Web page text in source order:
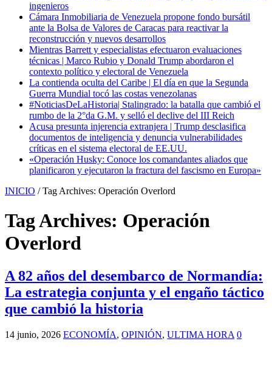
ingenieros
Cámara Inmobiliaria de Venezuela propone fondo bursátil
ante la Bolsa de Valores de Caracas para reactivar la
reconstrucción y nuevos desarrollos
Mientras Barrett y especialistas efectuaron evaluaciones
técnicas | Marco Rubio y Donald Trump abordaron el
contexto político y electoral de Venezuela
La contienda oculta del Caribe | El día en que la Segunda
Guerra Mundial tocó las costas venezolanas
#NoticiasDeLaHistoria| Stalingrado: la batalla que cambió el
rumbo de la 2°da G.M. y selló el declive del III Reich
Acusa presunta injerencia extranjera | Trump desclasifica
documentos de inteligencia y denuncia vulnerabilidades
críticas en el sistema electoral de EE.UU.
«Operación Husky: Conoce los comandantes aliados que
planificaron y ejecutaron la fractura del fascismo en Europa»
INICIO / Tag Archives: Operación Overlord
Tag Archives: Operación
Overlord
A 82 años del desembarco de Normandía:
La estrategia conjunta y el engaño táctico
que cambió la historia
14 junio, 2026 ECONOMÍA, OPINIÓN, ULTIMA HORA 0